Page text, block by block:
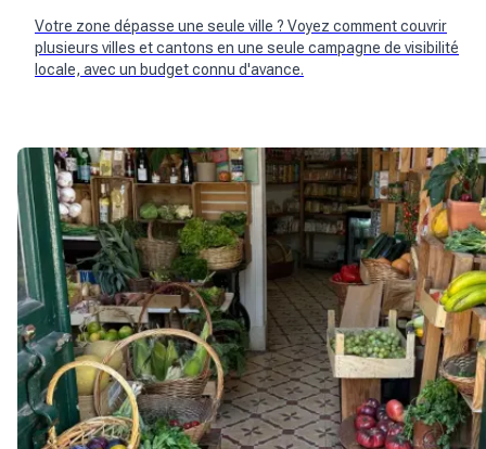
Votre zone dépasse une seule ville ? Voyez comment couvrir
plusieurs villes et cantons en une seule campagne de visibilité
locale, avec un budget connu d'avance.